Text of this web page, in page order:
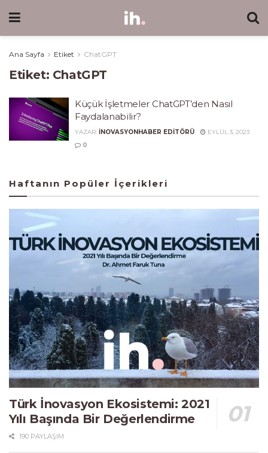
Ana Sayfa Etiket ChatGPT
Etiket: ChatGPT
Küçük İşletmeler ChatGPT’den Nasıl
Faydalanabilir?
YAZAR: INOVASYONHABER EDITÖRÜ
EYLÜL 3, 2023
0
Haftanın Popüler İçerikleri
Türk İnovasyon Ekosistemi: 2021
Yılı Başında Bir Değerlendirme
190 PAYLAŞIM